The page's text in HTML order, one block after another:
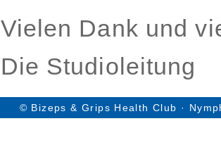
Vielen Dank und
Die Studioleitung
© Bizeps & Grips Health Club ·